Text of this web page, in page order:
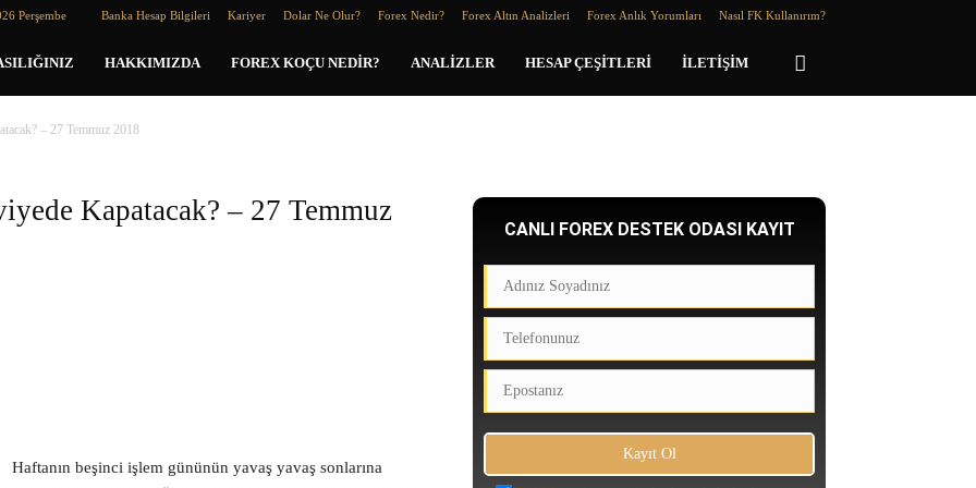
Perşembe Banka Hesap Bilgileri Kariyer Dolar Ne Olur? Forex Nedir? Forex Altın Analizleri Forex Anlık Yorumları Nasıl FK Kullanırım?
HAKKIMIZDA FOREX KOÇU NEDIR? ANALIZLER HESAP ÇEŞITLERI İLETIŞIM
– 27 Temmuz 2018
Kapatacak? – 27 Temmuz
Haftanın beşinci işlem gününün yavaş yavaş sonlarına
CANLI FOREX DESTEK ODASI KAYIT